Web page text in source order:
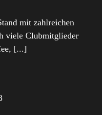
mit zahlreichen
viele Clubmitglieder
[...]